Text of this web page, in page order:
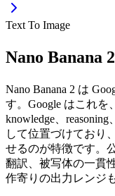
Text To Image
Nano Banana
Nano Banana 2 は
す。Google はこれを
knowledge、
して位置づけており
せるのが特徴です。
翻訳、被写体の一貫
作寄りの出力レンジ